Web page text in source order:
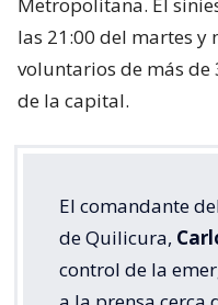
Metropolitana. El
las 21:00 del martes y
voluntarios de más de
de la capital.
El comandante
de Quilicura,
control de la